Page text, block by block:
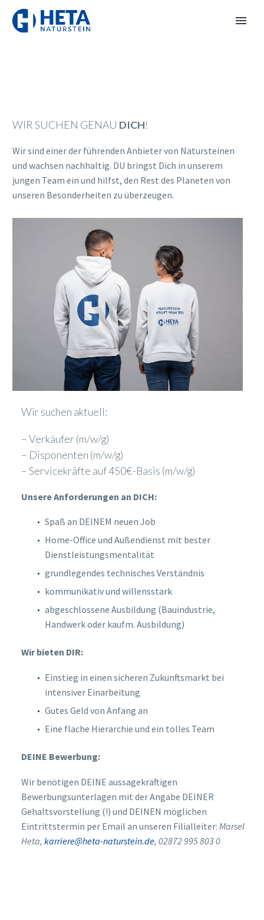
WIR SUCHEN GENAU DICH!
Wir sind einer der führenden Anbieter von Natursteinen
und wachsen nachhaltig. DU bringst Dich in unserem
jungen Team ein und hilfst, den Rest des Planeten von
unseren Besonderheiten zu überzeugen.
Wir suchen aktuell:
– Verkäufer (m/w/g)
– Disponenten (m/w/g)
– Servicekräfte auf 450€-Basis (m/w/g)
Unsere Anforderungen an DICH:
Spaß an DEINEM neuen Job
Home-Office und Außendienst mit bester
Dienstleistungsmentalität
grundlegendes technisches Verständnis
kommunikativ und willensstark
abgeschlossene Ausbildung (Bauindustrie,
Handwerk oder kaufm. Ausbildung)
Wir bieten DIR:
Einstieg in einen sicheren Zukunftsmarkt bei
intensiver Einarbeitung
Gutes Geld von Anfang an
Eine flache Hierarchie und ein tolles Team
DEINE Bewerbung:
Wir benötigen DEINE aussagekräftigen
Bewerbungsunterlagen mit der Angabe DEINER
Gehaltsvorstellung (!) und DEINEN möglichen
Eintrittstermin per Email an unseren Filialleiter: Marsel
Heta, karriere@heta-naturstein.de, 02872 995 803 0